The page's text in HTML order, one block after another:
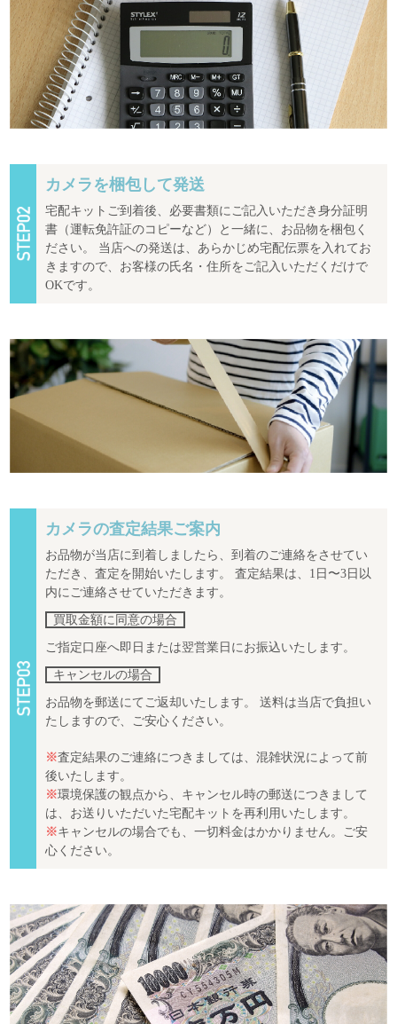
カメラを梱包して発送
宅配キットご到着後、必要書類にご記入いただき身分証明
書（運転免許証のコピーなど）と一緒に、お品物を梱包く
ださい。 当店への発送は、あらかじめ宅配伝票を入れてお
きますので、お客様の氏名・住所をご記入いただくだけで
OKです。
カメラの査定結果ご案内
お品物が当店に到着しましたら、到着のご連絡をさせてい
ただき、査定を開始いたします。 査定結果は、1日〜3日以
内にご連絡させていただきます。
買取金額に同意の場合
ご指定口座へ即日または翌営業日にお振込いたします。
キャンセルの場合
お品物を郵送にてご返却いたします。 送料は当店で負担い
たしますので、ご安心ください。
※査定結果のご連絡につきましては、混雑状況によって前
後いたします。
※環境保護の観点から、キャンセル時の郵送につきまして
は、お送りいただいた宅配キットを再利用いたします。
※キャンセルの場合でも、一切料金はかかりません。ご安
心ください。